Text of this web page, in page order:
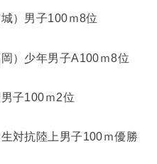
）男子100ｍ8位
）少年男子A100ｍ8位
子100ｍ2位
対抗陸上男子100ｍ優勝